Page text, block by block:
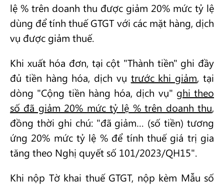
lệ % trên doanh thu được giảm 20% mức tỷ lệ
dùng để tính thuế GTGT với các mặt hàng, dịch
vụ được giảm thuế.
Khi xuất hóa đơn, tại cột "Thành tiền" ghi đầy
đủ tiền hàng hóa, dịch vụ trước khi giảm, tại
dòng "Cộng tiền hàng hóa, dịch vụ" ghi theo
số đã giảm 20% mức tỷ lệ % trên doanh thu,
đồng thời ghi chú: "đã giảm… (số tiền) tương
ứng 20% mức tỷ lệ % để tính thuế giá trị gia
tăng theo Nghị quyết số 101/2023/QH15".
Khi nộp Tờ khai thuế GTGT, nộp kèm Mẫu số